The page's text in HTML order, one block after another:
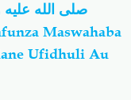
Ufidhuli Au